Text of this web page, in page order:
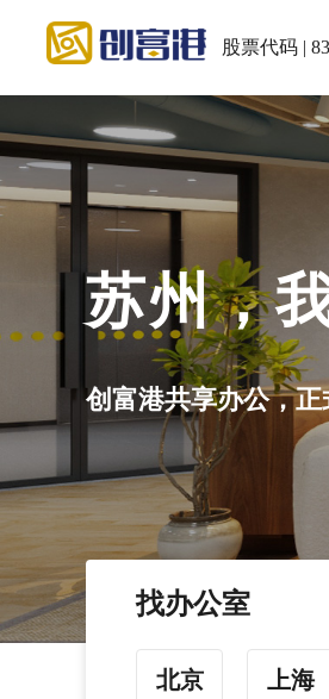
股票代码 |
会议室
小程序充值积分再预
找办公室
北京 上海